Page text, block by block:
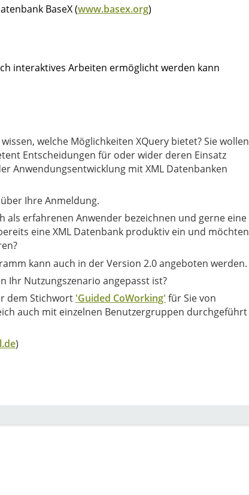
BaseX (www.basex.org)
interaktives Arbeiten ermöglicht werden kann
Entscheidungen für oder wider deren Einsatz
Anwendungsentwicklung mit XML Datenbanken
Ihre Anmeldung.
als erfahrenen Anwender bezeichnen und gerne eine
eine XML Datenbank produktiv ein und möchten
kann auch in der Version 2.0 angeboten werden.
Ihr Nutzungszenario angepasst ist?
dem Stichwort 'Guided CoWorking' für Sie von
)